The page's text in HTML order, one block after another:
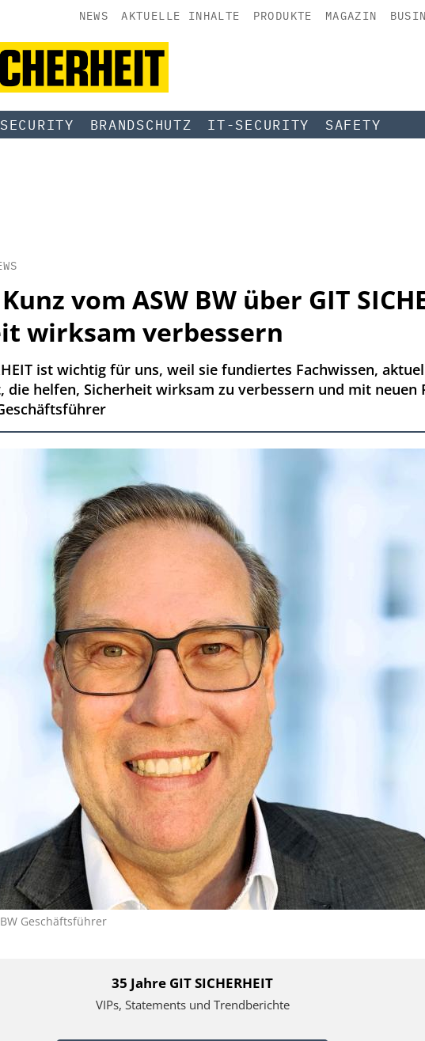
NEWS AKTUELLE INHALTE PRODUKTE MAGAZIN
SECURITY BRANDSCHUTZ IT-SECURITY SAFETY
vom ASW BW über GIT
wirksam verbessern
ist wichtig für uns, weil sie fundiertes Fachwissen,
die helfen, Sicherheit wirksam zu verbessern und mit neuen
Geschäftsführer
35 Jahre GIT SICHERHEIT
VIPs, Statements und Trendberichte